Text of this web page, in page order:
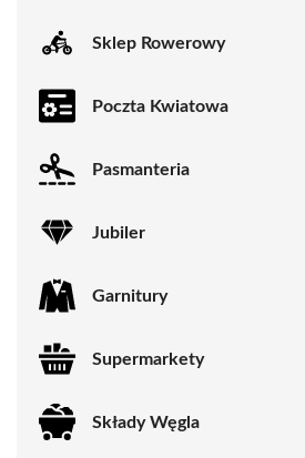
Sklep Rowerowy
Poczta Kwiatowa
Pasmanteria
Jubiler
Garnitury
Supermarkety
Składy Węgla